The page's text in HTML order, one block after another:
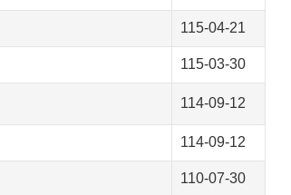
115-04-21
115-03-30
114-09-12
114-09-12
110-07-30